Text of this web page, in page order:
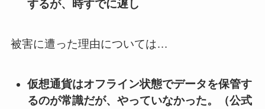
するが、時すでに遅し
被害に遭った理由については…
仮想通貨はオフライン状態でデータを保管す
るのが常識だが、やっていなかった。（公式